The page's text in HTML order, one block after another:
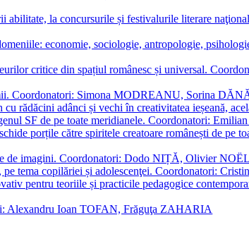
la concursurile și festivalurile literare
economie, sociologie, antropologie,
critice din spațiul românesc și universal.
Coordonatori: Simona MODREANU, Sorina
rădăcini adânci și vechi în creativitatea ieșeană,
SF de pe toate meridianele. Coordonatori:
porțile către spiritele creatoare românești de pe
de imagini. Coordonatori: Dodo NIȚĂ, Olivier
tema copilăriei și adolescenţei. Coordonatori:
pentru teoriile și practicile pedagogice
Alexandru Ioan TOFAN, Frăguţa ZAHARIA